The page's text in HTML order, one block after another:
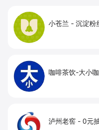
小苍兰 - 沉淀粉
咖啡茶饮-大小
泸州老窖 - 0元